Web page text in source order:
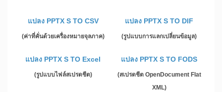
แปลง PPTX S TO CSV
(ค่าที่คั่นด้วยเครื่องหมายจุลภาค)
แปลง PPTX S TO DIF
(รูปแบบการแลกเปลี่ยนข้อมูล)
แปลง PPTX S TO Excel
(รูปแบบไฟล์สเปรดชีต)
แปลง PPTX S TO FODS
(สเปรดชีต OpenDocument Flat
XML)